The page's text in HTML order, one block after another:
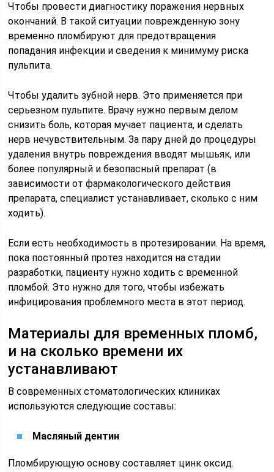
Чтобы провести диагностику поражения нервных
окончаний. В такой ситуации поврежденную зону
временно пломбируют для предотвращения
попадания инфекции и сведения к минимуму риска
пульпита.
Чтобы удалить зубной нерв. Это применяется при
серьезном пульпите. Врачу нужно первым делом
снизить боль, которая мучает пациента, и сделать
нерв нечувствительным. За пару дней до процедуры
удаления внутрь повреждения вводят мышьяк, или
более популярный и безопасный препарат (в
зависимости от фармакологического действия
препарата, специалист устанавливает, сколько с ним
ходить).
Если есть необходимость в протезировании. На время,
пока постоянный протез находится на стадии
разработки, пациенту нужно ходить с временной
пломбой. Это нужно для того, чтобы избежать
инфицирования проблемного места в этот период.
Материалы для временных пломб,
и на сколько времени их
устанавливают
В современных стоматологических клиниках
используются следующие составы:
Масляный дентин
Пломбирующую основу составляет цинк оксид.